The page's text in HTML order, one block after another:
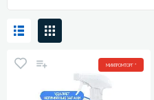
МИНПРОМТОРГ *